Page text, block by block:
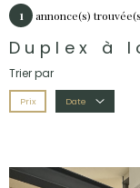
1 annonce(s)
Duplex à
Trier par
Prix Date